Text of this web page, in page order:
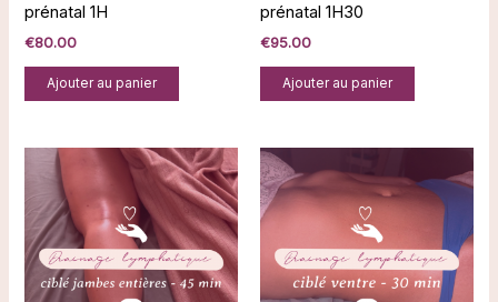
prénatal 1H
€80.00
Ajouter au panier
prénatal 1H30
€95.00
Ajouter au panier